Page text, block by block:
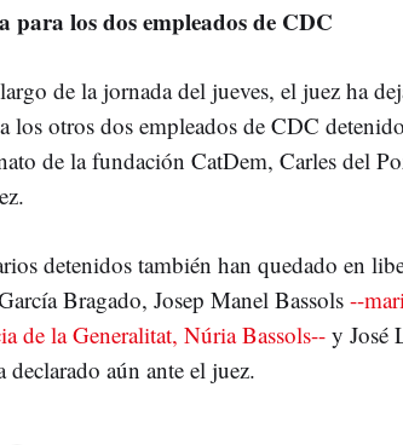
para los dos empleados de CDC
de la jornada del jueves, el juez ha
los otros dos empleados de CDC
de la fundación CatDem, Carles del
detenidos también han quedado en
Bragado, Josep Manel Bassols --
de la Generalitat, Núria Bassols-- y José
aún ante el juez.